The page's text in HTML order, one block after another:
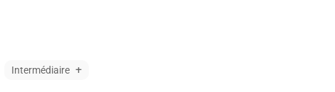
Intermédiaire